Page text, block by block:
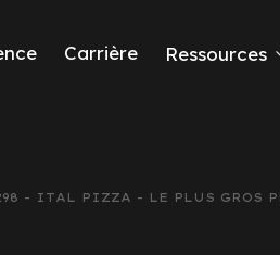
Carrière Ressources
- ITAL PIZZA - LE PLUS GROS